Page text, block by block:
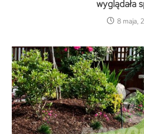
wyglądała
8 maja,